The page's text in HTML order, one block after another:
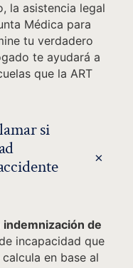
la asistencia legal
Médica para
tu verdadero
te ayudará a
que la ART
si
+
indemnización de
incapacidad que
en base al